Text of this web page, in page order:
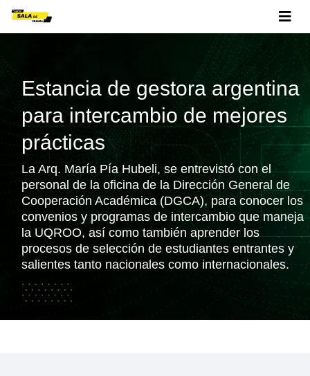
Estancia de gestora argentina
para intercambio de mejores
prácticas
La Arq. María Pía Hubeli, se entrevistó con el
personal de la oficina de la Dirección General de
Cooperación Académica (DGCA), para conocer los
convenios y programas de intercambio que maneja
la UQROO, así como también aprender los
procesos de selección de estudiantes entrantes y
salientes tanto nacionales como internacionales.